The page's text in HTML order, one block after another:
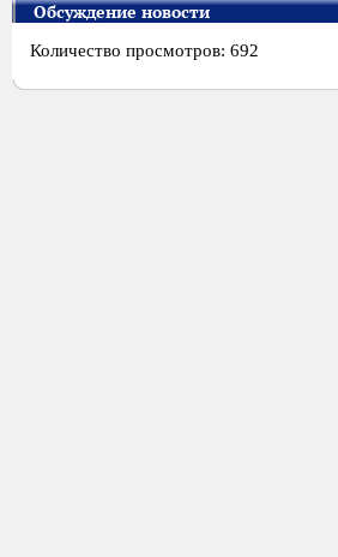
Обсуждение новости
Количество просмотров: 692